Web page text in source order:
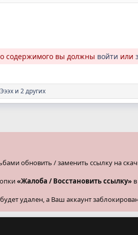
содержимого вы должны войти или
и 2 других
обновить / заменить ссылку на
«Жалоба / Восстановить ссылку»
удален, а Ваш аккаунт